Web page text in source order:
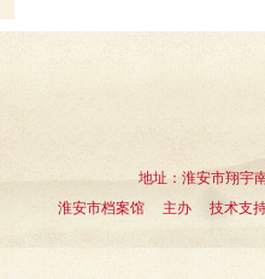
地址：淮安市翔宇
淮安市档案馆 主办 技术支持